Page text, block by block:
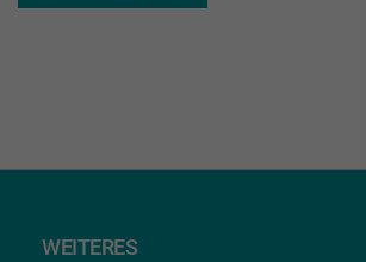
WEITERES